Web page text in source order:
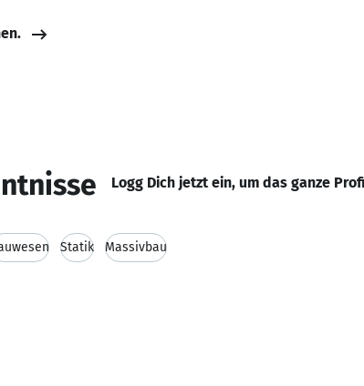
Logg Dich jetzt ein, um das ganze
Statik Massivbau